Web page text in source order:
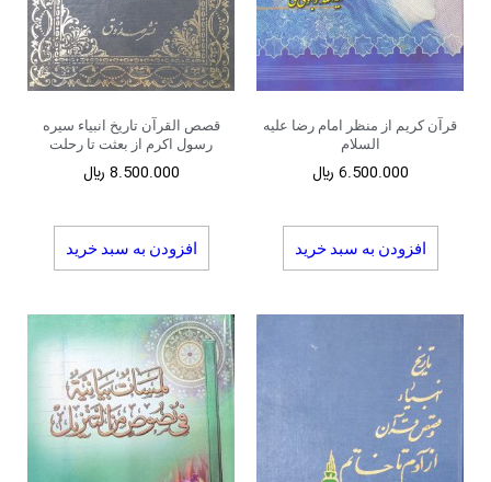
قرآن کریم از منظر امام رضا علیه
السلام
6.500.000 ﷼
افزودن به سبد خرید
قصص القرآن تاریخ انبیاء سیره
رسول اکرم از بعثت تا رحلت
8.500.000 ﷼
افزودن به سبد خرید